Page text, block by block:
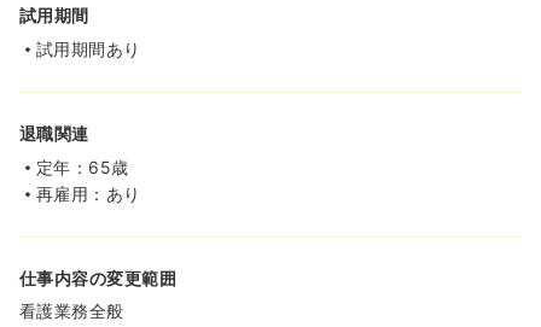
試用期間
試用期間あり
退職関連
定年：65歳
再雇用：あり
仕事内容の変更範囲
看護業務全般